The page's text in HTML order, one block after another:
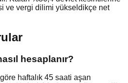
ve vergi dilimi yükseldikçe net
hesaplanır?
haftalık 45 saati aşan